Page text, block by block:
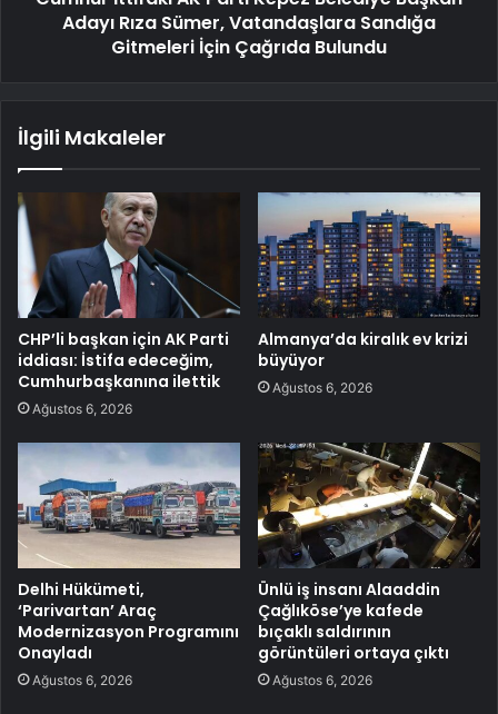
Adayı Rıza Sümer, Vatandaşlara Sandığa
Gitmeleri İçin Çağrıda Bulundu
İlgili Makaleler
CHP’li başkan için AK Parti
iddiası: İstifa edeceğim,
Cumhurbaşkanına ilettik
Ağustos 6, 2026
Almanya’da kiralık ev krizi
büyüyor
Ağustos 6, 2026
Delhi Hükümeti,
‘Parivartan’ Araç
Modernizasyon Programını
Onayladı
Ağustos 6, 2026
Ünlü iş insanı Alaaddin
Çağlıköse’ye kafede
bıçaklı saldırının
görüntüleri ortaya çıktı
Ağustos 6, 2026